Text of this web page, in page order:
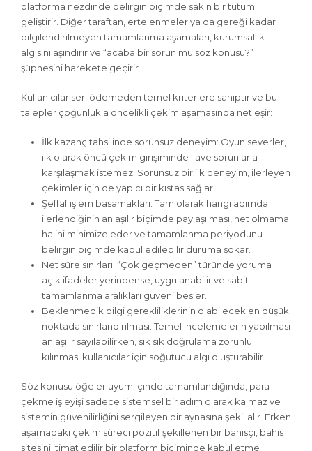
platforma nezdinde belirgin biçimde sakin bir tutum
geliştirir. Diğer taraftan, ertelenmeler ya da gereği kadar
bilgilendirilmeyen tamamlanma aşamaları, kurumsallık
algısını aşındırır ve “acaba bir sorun mu söz konusu?”
şüphesini harekete geçirir.
Kullanıcılar seri ödemeden temel kriterlere sahiptir ve bu
talepler çoğunlukla öncelikli çekim aşamasında netleşir:
İlk kazanç tahsilinde sorunsuz deneyim: Oyun severler,
ilk olarak öncü çekim girişiminde ilave sorunlarla
karşılaşmak istemez. Sorunsuz bir ilk deneyim, ilerleyen
çekimler için de yapıcı bir kıstas sağlar.
Şeffaf işlem basamakları: Tam olarak hangi adımda
ilerlendiğinin anlaşılır biçimde paylaşılması, net olmama
halini minimize eder ve tamamlanma periyodunu
belirgin biçimde kabul edilebilir duruma sokar.
Net süre sınırları: “Çok geçmeden” türünde yoruma
açık ifadeler yerindense, uygulanabilir ve sabit
tamamlanma aralıkları güveni besler.
Beklenmedik bilgi gerekliliklerinin olabilecek en düşük
noktada sınırlandırılması: Temel incelemelerin yapılması
anlaşılır sayılabilirken, sık sık doğrulama zorunlu
kılınması kullanıcılar için soğutucu algı oluşturabilir.
Söz konusu öğeler uyum içinde tamamlandığında, para
çekme işleyişi sadece sistemsel bir adım olarak kalmaz ve
sistemin güvenilirliğini sergileyen bir ayna­sına şekil alır. Erken
aşamadaki çekim süreci pozitif şekillenen bir bahisçi, bahis
sitesini itimat edilir bir platform biçiminde kabul etme